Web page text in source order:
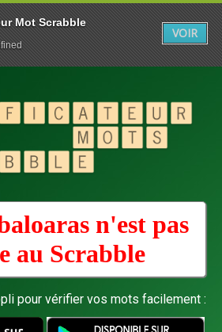
n'est pas
au Scrabble
pour vérifier vos mots facilement :
Mot Scrabble
VOIR